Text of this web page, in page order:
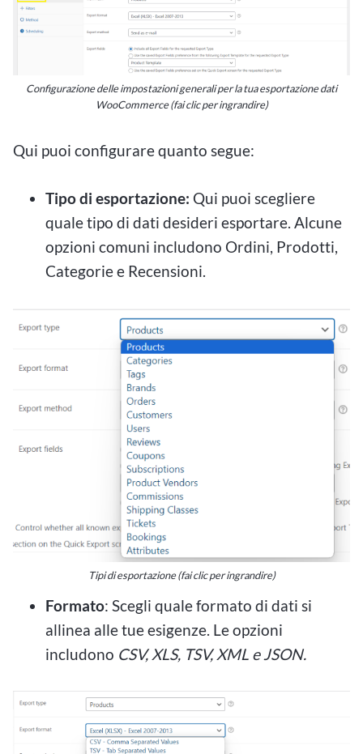
Configurazione delle impostazioni generali per la tua esportazione dati
WooCommerce (fai clic per ingrandire)
Qui puoi configurare quanto segue:
Tipo di esportazione: Qui puoi scegliere
quale tipo di dati desideri esportare. Alcune
opzioni comuni includono Ordini, Prodotti,
Categorie e Recensioni.
Tipi di esportazione (fai clic per ingrandire)
Formato: Scegli quale formato di dati si
allinea alle tue esigenze. Le opzioni
includono CSV, XLS, TSV, XML e JSON.